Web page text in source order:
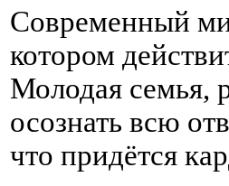
Современный
котором
Молодая семья,
осознать всю
что придётся